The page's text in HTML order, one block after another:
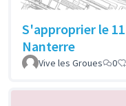
S'approprier le
Nanterre
Vive les Groues 0